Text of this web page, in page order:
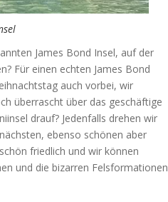
James Bond Insel, auf der
Für einen echten James Bond
auch vorbei, wir
überrascht über das geschäftige
drauf? Jedenfalls drehen wir
ebenso schönen aber
friedlich und wir können
und die bizarren Felsformationen